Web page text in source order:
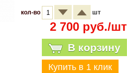
кол-во шт
2 700 руб./шт
В корзину